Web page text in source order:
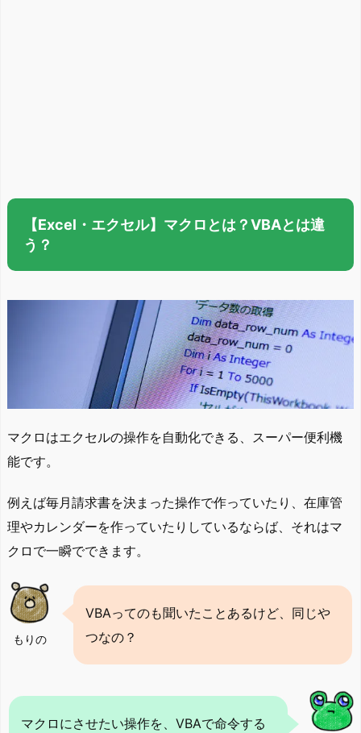
【Excel・エクセル】マクロとは？VBAとは違
う？
マクロはエクセルの操作を自動化できる、スーパー便利機
能です。
例えば毎月請求書を決まった操作で作っていたり、在庫管
理やカレンダーを作っていたりしているならば、それはマ
クロで一瞬でできます。
もりの
VBAってのも聞いたことあるけど、同じや
つなの？
マクロにさせたい操作を、VBAで命令する